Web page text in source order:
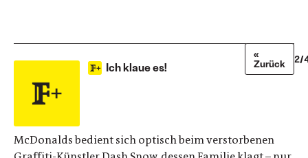
Ich klaue es!
McDonalds bedient sich optisch beim verstorbenen
«
Zurück
2/